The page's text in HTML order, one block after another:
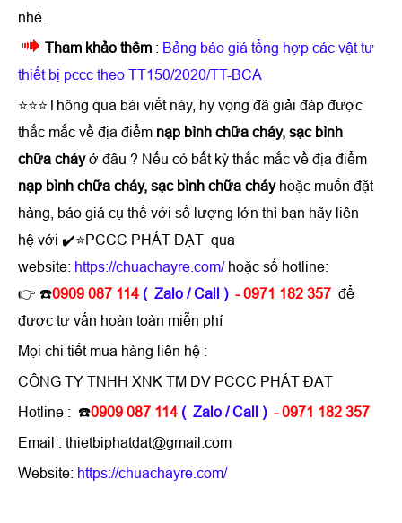
nhé.
Tham khảo thêm : Bảng báo giá tổng hợp các vật tư
thiết bị pccc theo TT150/2020/TT-BCA
⭐⭐⭐Thông qua bài viết này, hy vọng đã giải đáp được
thắc mắc về địa điểm nạp bình chữa cháy, sạc bình
chữa cháyở đâu ? Nếu có bất kỳ thắc mắc về địa điểm
nạp bình chữa cháy, sạc bình chữa cháyhoặc muốn đặt
hàng, báo giá cụ thể với số lượng lớn thì bạn hãy liên
hệ với ✔️⭐PCCC PHÁT ĐẠT qua
website: https://chuachayre.com/hoặc số hotline:
👉 ☎️0909 087 114 ( Zalo / Call ) - 0971 182 357 để
được tư vấn hoàn toàn miễn phí
Mọi chi tiết mua hàng liên hệ :
CÔNG TY TNHH XNK TM DV PCCC PHÁT ĐẠT
Hotline : ☎️0909 087 114 ( Zalo / Call ) - 0971 182 357
Email : thietbiphatdat@gmail.com
Website: https://chuachayre.com/